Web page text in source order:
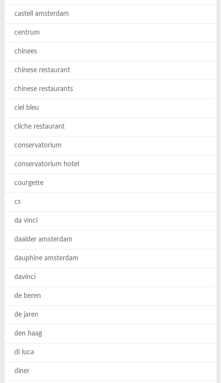
castell amsterdam
centrum
chinees
chinese restaurant
chinese restaurants
ciel bleu
cliche restaurant
conservatorium
conservatorium hotel
courgette
cs
da vinci
daalder amsterdam
dauphine amsterdam
davinci
de beren
de jaren
den haag
di luca
diner